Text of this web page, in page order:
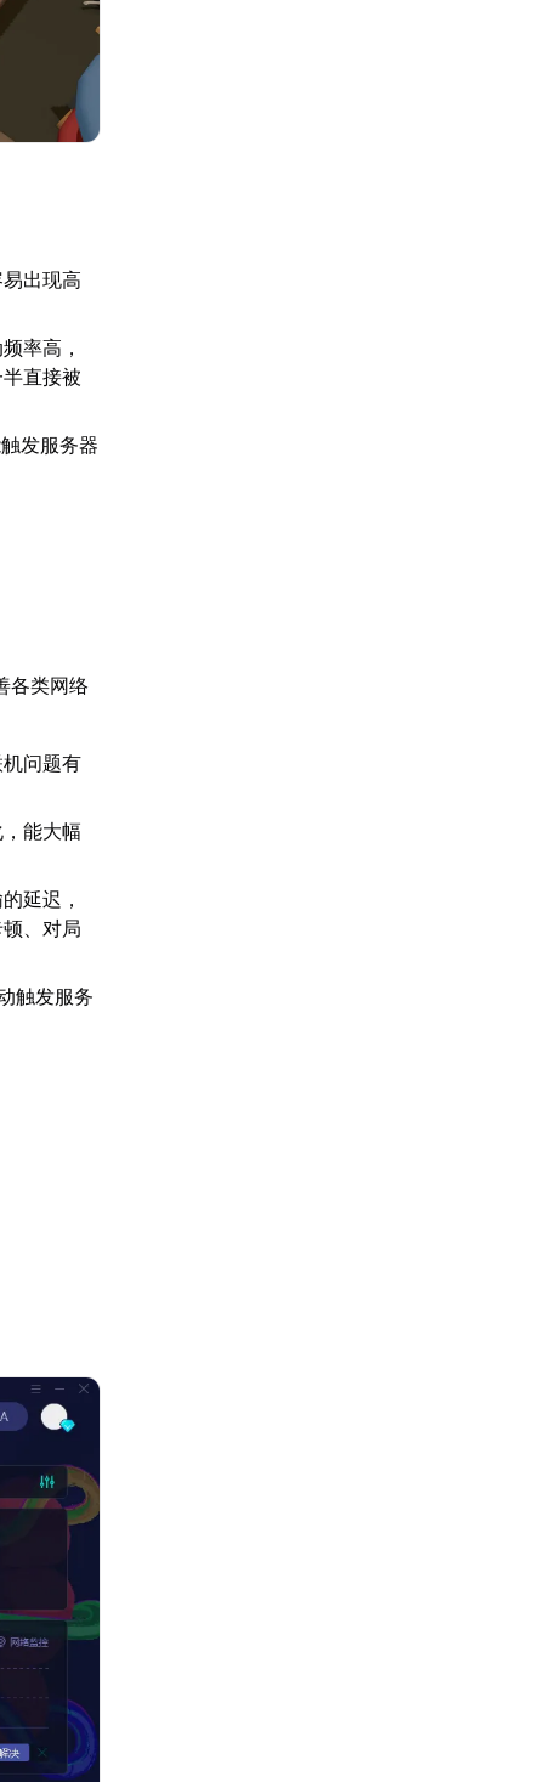
出现高
率高，
直接被
发服务器
各类网络
问题有
能大幅
延迟，
、对局
触发服务